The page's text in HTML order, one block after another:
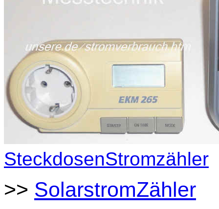
SteckdosenStromzähler
>> SolarstromZähler